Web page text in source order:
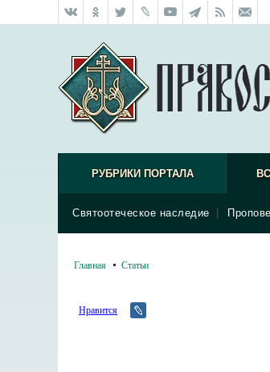
РУБРИКИ ПОРТАЛА
Святоотеческое наследие
Главная Статьи
Нравится